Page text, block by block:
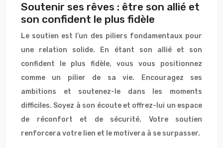
Soutenir ses rêves : être son allié et
son confident le plus fidèle
Le soutien est l’un des piliers fondamentaux pour
une relation solide. En étant son allié et son
confident le plus fidèle, vous vous positionnez
comme un pilier de sa vie. Encouragez ses
ambitions et soutenez-le dans les moments
difficiles. Soyez à son écoute et offrez-lui un espace
de réconfort et de sécurité. Votre soutien
renforcera votre lien et le motivera à se surpasser.